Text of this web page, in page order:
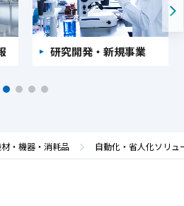
研究開発・新規事業
・機器・消耗品 自動化・省人化ソリュ